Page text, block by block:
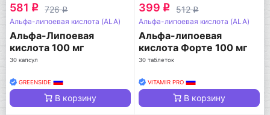
581 q 726q
Альфа-липоевая кислота (ALA)
Альфа-Липоевая
кислота 100 мг
30 капсул
GREENSIDE
В корзину
399 q 512q
Альфа-липоевая кислота (ALA)
Альфа-липоевая
кислота Форте 100 мг
30 таблеток
VITAMIR PRO
В корзину